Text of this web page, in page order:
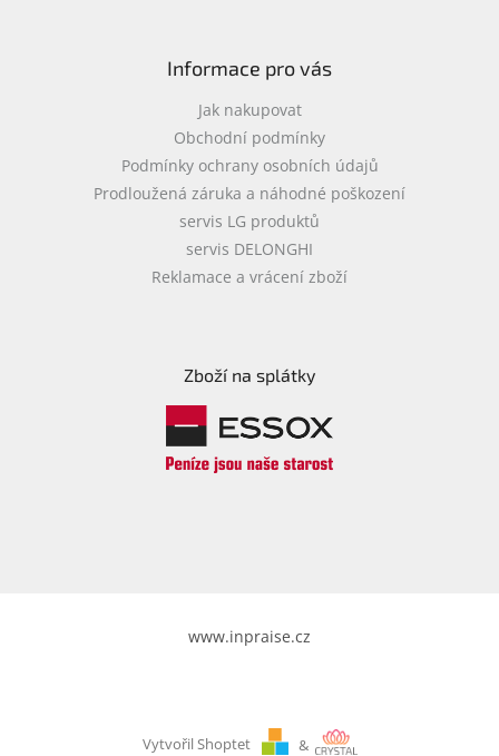
i
s
u
Informace pro vás
Jak nakupovat
Obchodní podmínky
Podmínky ochrany osobních údajů
Prodloužená záruka a náhodné poškození
servis LG produktů
servis DELONGHI
Reklamace a vrácení zboží
Zboží na splátky
www.inpraise.cz
Vytvořil Shoptet &